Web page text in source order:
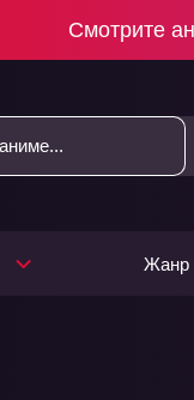
Смотрите
Жанр